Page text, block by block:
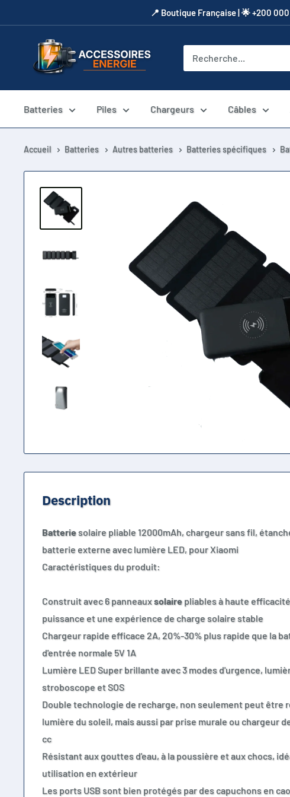
au
​📍​ Boutique Française | 🌟 +200
Accessoires
Energie
Batteries Piles Chargeurs Câbles
Accueil Batteries Autres batteries Batteries spécifiques
Description
Batterie solaire pliable 12000mAh, chargeur sans fil,
batterie externe avec lumière LED, pour Xiaomi
Caractéristiques du produit:
Construit avec 6 panneauxsolaire pliables à haute
puissance et une expérience de charge solaire stable
Chargeur rapide efficace 2A, 20%-30% plus rapide que la
d'entrée normale 5V 1A
Lumière LED Super brillante avec 3 modes d'urgence,
stroboscope et SOS
Double technologie de recharge, non seulement peut être
lumière du soleil, mais aussi par prise murale ou chargeur
cc
Résistant aux gouttes d'eau, à la poussière et aux chocs,
utilisation en extérieur
Les ports USB sont bien protégés par des capuchons en